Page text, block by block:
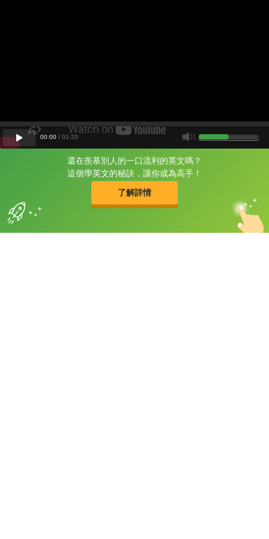
還在羨慕別人的一口流利的英文嗎？
這個學英文的秘訣，讓你成為高手！
了解詳情
片尾有
攻其不背
的品牌故事
00:00 / 01 :20